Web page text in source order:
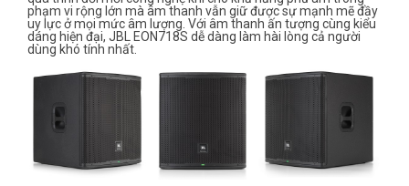
phạm vi rộng lớn mà âm thanh vẫn giữ được sự mạnh mẽ đầy
uy lực ở mọi mức âm lượng. Với âm thanh ấn tượng cùng kiểu
dáng hiện đại, JBL EON718S dễ dàng làm hài lòng cả người
dùng khó tính nhất.